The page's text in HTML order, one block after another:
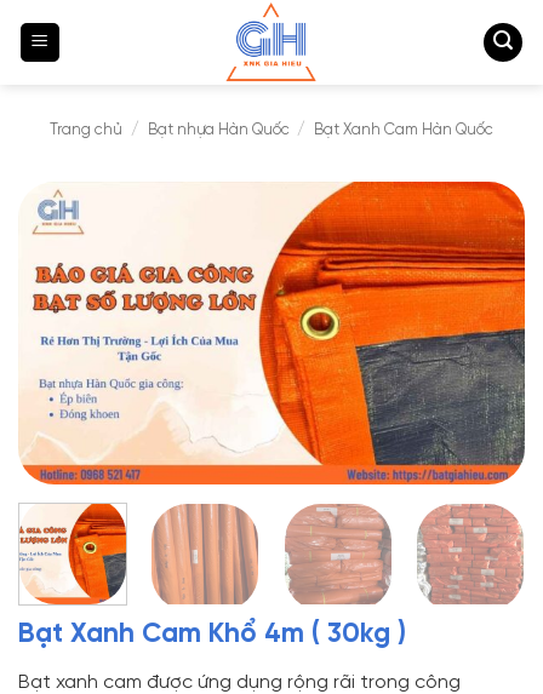
qua
Trang chủ / Bạt nhựa Hàn Quốc / Bạt Xanh Cam Hàn Quốc
Bạt Xanh Cam Khổ 4m ( 30kg )
Bạt xanh cam được ứng dụng rộng rãi trong công